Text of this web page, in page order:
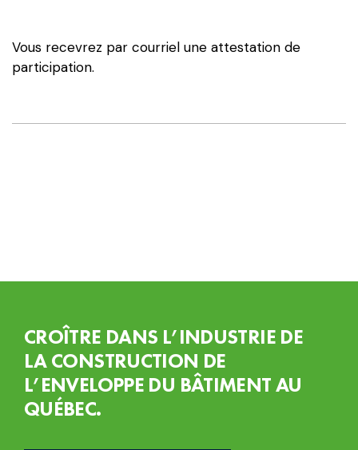
Vous recevrez par courriel une attestation de
participation.
CROÎTRE DANS L’INDUSTRIE DE
LA CONSTRUCTION DE
L’ENVELOPPE DU BÂTIMENT AU
QUÉBEC.